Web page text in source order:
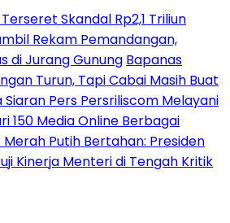
Skandal Rp2,1 Triliun
Rekam Pemandangan,
di Jurang Gunung Bapanas
Turun, Tapi Cabai Masih Buat
Siaran Pers Persriliscom Melayani
150 Media Online Berbagai
Putih Bertahan: Presiden
Kinerja Menteri di Tengah Kritik